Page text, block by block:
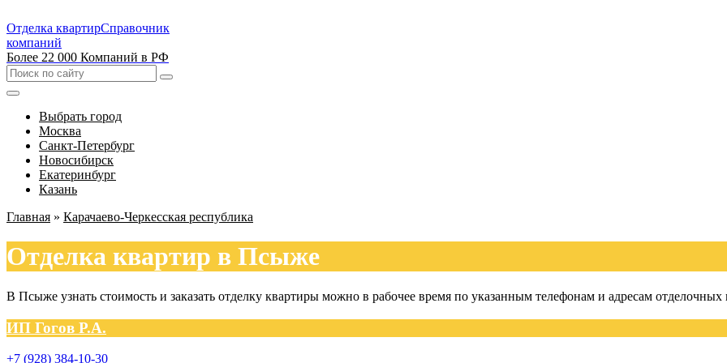
Отделка квартирСправочник
компаний
Более 22 000 Компаний в РФ
Выбрать город
Москва
Санкт-Петербург
Новосибирск
Екатеринбург
Казань
Главная » Карачаево-Черкесская республика
Отделка квартир в Псыже
В Псыже узнать стоимость и заказать отделку квартиры можно в рабочее время по указанным телефонам и адресам
ИП Гогов Р.А.
+7 (928) 384-10-30